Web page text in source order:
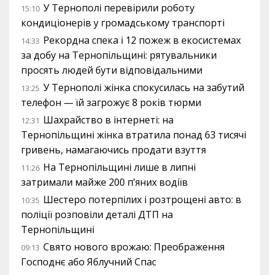
15:10 У Тернополі перевірили роботу
кондиціонерів у громадському транспорті
14:33 Рекордна спека і 12 пожеж в екосистемах
за добу на Тернопільщині: рятувальники
просять людей бути відповідальними
13:25 У Тернополі жінка спокусилась на забутий
телефон — їй загрожує 8 років тюрми
12:31 Шахрайство в інтернеті: на
Тернопільщині жінка втратила понад 63 тисячі
гривень, намагаючись продати взуття
11:26 На Тернопільщині лише в липні
затримали майже 200 п’яних водіїв
10:35 Шестеро потерпілих і розтрощені авто: в
поліції розповіли деталі ДТП на
Тернопільщині
09:13 Свято нового врожаю: Преображення
Господнє або Яблучний Спас